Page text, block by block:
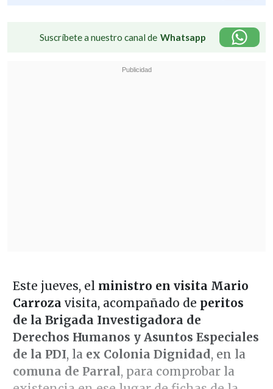
Suscríbete a nuestro canal de Whatsapp
Este jueves, el ministro en visita Mario
Carroza visita, acompañado de peritos
de la Brigada Investigadora de
Derechos Humanos y Asuntos Especiales
de la PDI, la ex Colonia Dignidad, en la
comuna de Parral, para comprobar la